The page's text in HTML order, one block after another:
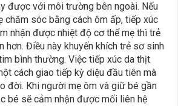
được với môi trường bên ngoài. Nếu
chăm sóc bằng cách ôm ấp, tiếp xúc
nhận được nhiệt độ cơ thể mẹ thì trẻ
hơn. Điều này khuyến khích trẻ sơ sinh
bình thường. Việc tiếp xúc da thịt
cách giao tiếp kỳ diệu đầu tiên mà
đời. Khi người mẹ ôm và giữ bé gần
bé sẽ cảm nhận được mối liên hệ